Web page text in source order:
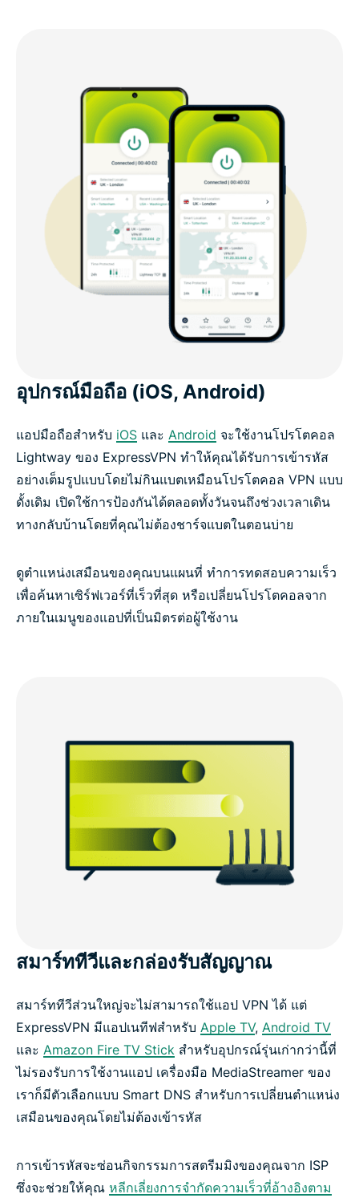
อุปกรณ์มือถือ (iOS, Android)
แอปมือถือสำหรับ iOS และ Android จะใช้งานโปรโตคอล
Lightway ของ ExpressVPN ทำให้คุณได้รับการเข้ารหัส
อย่างเต็มรูปแบบโดยไม่กินแบตเหมือนโปรโตคอล VPN แบบ
ดั้งเดิม เปิดใช้การป้องกันได้ตลอดทั้งวันจนถึงช่วงเวลาเดิน
ทางกลับบ้านโดยที่คุณไม่ต้องชาร์จแบตในตอนบ่าย
ดูตำแหน่งเสมือนของคุณบนแผนที่ ทำการทดสอบความเร็ว
เพื่อค้นหาเซิร์ฟเวอร์ที่เร็วที่สุด หรือเปลี่ยนโปรโตคอลจาก
ภายในเมนูของแอปที่เป็นมิตรต่อผู้ใช้งาน
สมาร์ททีวีและกล่องรับสัญญาณ
สมาร์ททีวีส่วนใหญ่จะไม่สามารถใช้แอป VPN ได้ แต่
ExpressVPN มีแอปเนทีฟสำหรับ Apple TV, Android TV
และ Amazon Fire TV Stick สำหรับอุปกรณ์รุ่นเก่ากว่านี้ที่
ไม่รองรับการใช้งานแอป เครื่องมือ MediaStreamer ของ
เราก็มีตัวเลือกแบบ Smart DNS สำหรับการเปลี่ยนตำแหน่ง
เสมือนของคุณโดยไม่ต้องเข้ารหัส
การเข้ารหัสจะซ่อนกิจกรรมการสตรีมมิงของคุณจาก ISP
ซึ่งจะช่วยให้คุณ หลีกเลี่ยงการจำกัดความเร็วที่อ้างอิงตาม